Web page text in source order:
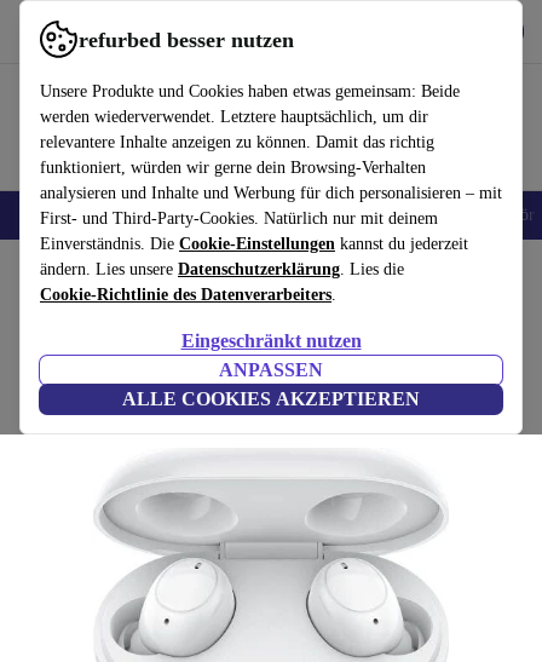
refurbed besser nutzen
Unsere Produkte und Cookies haben etwas gemeinsam: Beide
werden wiederverwendet. Letztere hauptsächlich, um dir
relevantere Inhalte anzeigen zu können. Damit das richtig
funktioniert, würden wir gerne dein Browsing-Verhalten
analysieren und Inhalte und Werbung für dich personalisieren – mit
First- und Third-Party-Cookies. Natürlich nur mit deinem
Einverständnis. Die Cookie-Einstellungen kannst du jederzeit
ändern. Lies unsere Datenschutzerklärung. Lies die
Cookie-Richtlinie des Datenverarbeiters.
Eingeschränkt nutzen
ANPASSEN
ALLE COOKIES AKZEPTIEREN
refurbed schnell und einfach nutzen
🎒 Back to school Handys Laptops Tablets Smartwatches Zubehör
Home Produkte Audio Kopfhörer
Oppo Enco W12
Weiß
(Bewertungen werden gesammelt)